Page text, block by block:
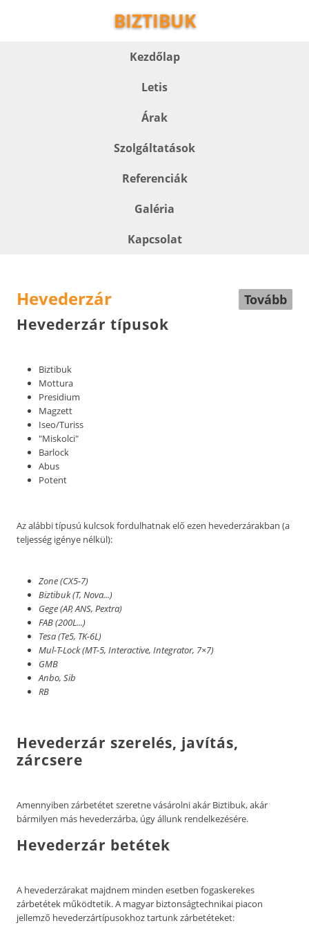
BIZTIBUK
Kezdőlap
Letis
Árak
Szolgáltatások
Referenciák
Galéria
Kapcsolat
Hevederzár Tovább
Hevederzár típusok
Biztibuk
Mottura
Presidium
Magzett
Iseo/Turiss
"Miskolci"
Barlock
Abus
Potent
Az alábbi típusú kulcsok fordulhatnak elő ezen hevederzárakban (a
teljesség igénye nélkül):
Zone (CX5-7)
Biztibuk (T, Nova...)
Gege (AP, ANS, Pextra)
FAB (200L...)
Tesa (Te5, TK-6L)
Mul-T-Lock (MT-5, Interactive, Integrator, 7×7)
GMB
Anbo, Sib
RB
Hevederzár szerelés, javítás,
zárcsere
Amennyiben zárbetétet szeretne vásárolni akár Biztibuk, akár
bármilyen más hevederzárba, úgy állunk rendelkezésére.
Hevederzár betétek
A hevederzárakat majdnem minden esetben fogaskerekes
zárbetétek működtetik. A magyar biztonságtechnikai piacon
jellemző hevederzártípusokhoz tartunk zárbetéteket: